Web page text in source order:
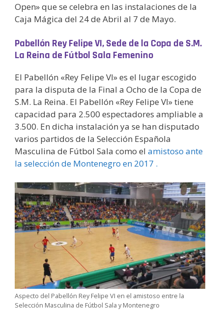
Open» que se celebra en las instalaciones de la
Caja Mágica del 24 de Abril al 7 de Mayo.
Pabellón Rey Felipe VI, Sede de la Copa de S.M.
La Reina de Fútbol Sala Femenino
El Pabellón «Rey Felipe VI» es el lugar escogido
para la disputa de la Final a Ocho de la Copa de
S.M. La Reina. El Pabellón «Rey Felipe VI» tiene
capacidad para 2.500 espectadores ampliable a
3.500. En dicha instalación ya se han disputado
varios partidos de la Selección Española
Masculina de Fútbol Sala como el amistoso ante
la selección de Montenegro en 2017 .
Aspecto del Pabellón Rey Felipe VI en el amistoso entre la
Selección Masculina de Fútbol Sala y Montenegro